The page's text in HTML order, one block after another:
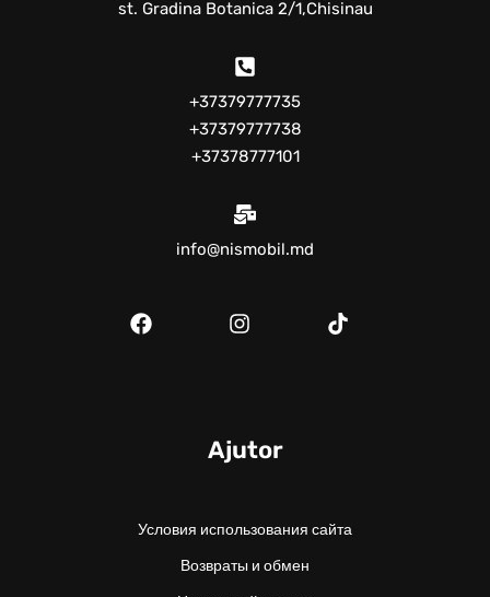
st. Gradina Botanica 2/1,Chisinau
+37379777735
+37379777738
+37378777101
info@nismobil.md
Ajutor
Условия использования сайта
Возвраты и обмен